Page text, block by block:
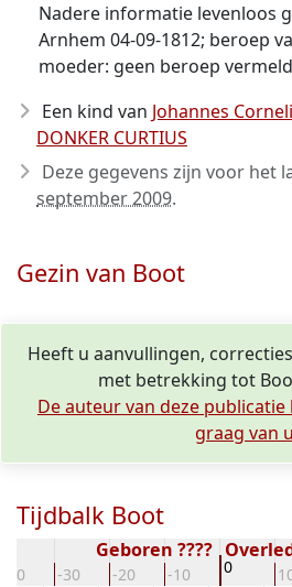
Nadere informatie levenloos
Arnhem 04-09-1812; beroep
moeder: geen beroep vermeld
Een kind van Johannes
DONKER CURTIUS
Deze gegevens zijn voor het
september 2009.
Gezin van Boot
Heeft u aanvullingen,
met betrekking tot
De auteur van deze
graag van
Tijdbalk Boot
-40 -30 -20 -10 0
Geboren ????